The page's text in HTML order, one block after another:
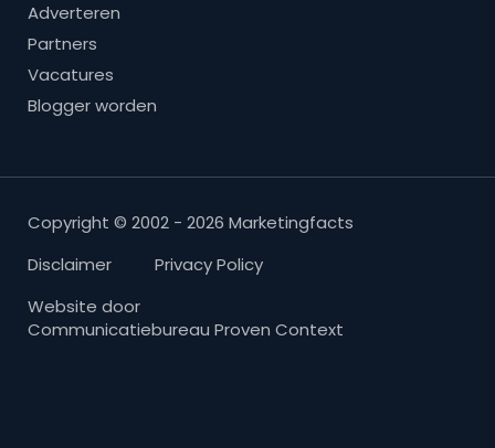
Adverteren
Partners
Vacatures
Blogger worden
Copyright © 2002 - 2026 Marketingfacts
Disclaimer
Privacy Policy
Website door
Communicatiebureau Proven Context